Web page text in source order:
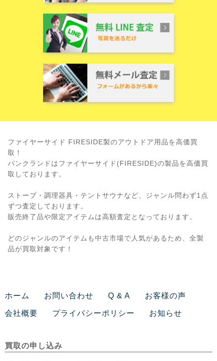
ファイヤーサイド FIRESIDE製のアウトドア用品を高価買
取！
パンクランドはファイヤーサイド(FIRESIDE)の製品を高価買
取しております。
ストーブ・調理器具・テントサウナなど、ジャンル問わず1点
ずつ査定しております。
販売終了品や限定アイテムは高額査定となっております。
どのジャンルのアイテムも中古市場で人気があるため、全製
品が買取対象です！
ホーム お問い合わせ Q & A お客様の声
会社概要 プライバシーポリシー お知らせ
買取の申し込み